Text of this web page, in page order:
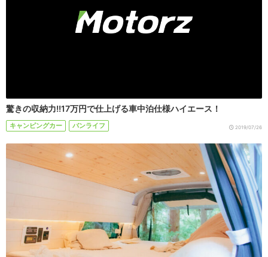
驚きの収納力!!17万円で仕上げる車中泊仕様ハイエース！
キャンピングカー バンライフ 2019/07/26